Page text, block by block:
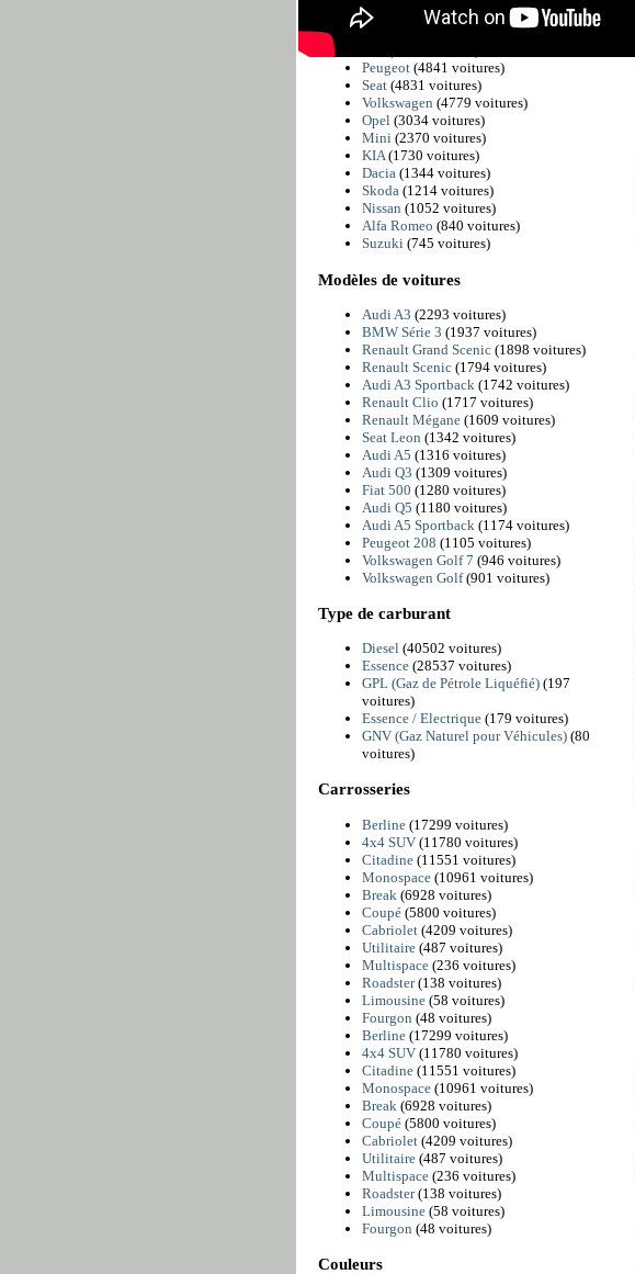
BMW
(6225 voitures)
Citroën
Peugeot(4841 voitures)
Seat(4831 voitures)
Volkswagen (4779 voitures)
Opel(3034 voitures)
Mini(2370 voitures)
KIA(1730 voitures)
Dacia(1344 voitures)
Skoda(1214 voitures)
Nissan (1052 voitures)
Alfa Romeo (840 voitures)
Suzuki(745 voitures)
Modèles de voitures
Audi A3 (2293 voitures)
BMW Série 3 (1937 voitures)
Renault Grand Scenic (1898 voitures)
Renault Scenic (1794 voitures)
Audi A3 Sportback (1742 voitures)
Renault Clio (1717 voitures)
Renault Mégane (1609 voitures)
Seat Leon (1342 voitures)
Audi A5 (1316 voitures)
Audi Q3 (1309 voitures)
Fiat 500 (1280 voitures)
Audi Q5 (1180 voitures)
Audi A5 Sportback (1174 voitures)
Peugeot 208 (1105 voitures)
Volkswagen Golf 7 (946 voitures)
Volkswagen Golf(901 voitures)
Type de carburant
Diesel(40502 voitures)
Essence(28537 voitures)
GPL (Gaz de Pétrole Liquéfié)(197
voitures)
Essence / Electrique(179 voitures)
GNV (Gaz Naturel pour Véhicules)(80
voitures)
Carrosseries
Berline(17299 voitures)
4x4 SUV(11780 voitures)
Citadine(11551 voitures)
Monospace(10961 voitures)
Break (6928 voitures)
Coupé(5800 voitures)
Cabriolet(4209 voitures)
Utilitaire(487 voitures)
Multispace(236 voitures)
Roadster(138 voitures)
Limousine(58 voitures)
Fourgon (48 voitures)
Berline(17299 voitures)
4x4 SUV(11780 voitures)
Citadine(11551 voitures)
Monospace(10961 voitures)
Break (6928 voitures)
Coupé(5800 voitures)
Cabriolet(4209 voitures)
Utilitaire(487 voitures)
Multispace(236 voitures)
Roadster(138 voitures)
Limousine(58 voitures)
Fourgon (48 voitures)
Couleurs